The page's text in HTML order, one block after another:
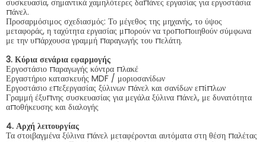
συσκευασία, σημαντικά χαμηλότερες δαπάνες εργασίας για εργοστάσια
πάνελ.
Προσαρμόσιμος σχεδιασμός: Το μέγεθος της μηχανής, το ύψος
μεταφοράς, η ταχύτητα εργασίας μπορούν να τροποποιηθούν σύμφωνα
με την υπάρχουσα γραμμή παραγωγής του πελάτη.
3. Κύρια σενάρια εφαρμογής
Εργοστάσιο παραγωγής κόντρα πλακέ
Εργαστήριο κατασκευής MDF / μοριοσανίδων
Εργοστάσιο επεξεργασίας ξύλινων πάνελ και σανίδων επίπλων
Γραμμή έξυπνης συσκευασίας για μεγάλα ξύλινα πάνελ, με δυνατότητα
αποθήκευσης και διαλογής
4. Αρχή λειτουργίας
Τα στοιβαγμένα ξύλινα πάνελ μεταφέρονται αυτόματα στη θέση παλέτας